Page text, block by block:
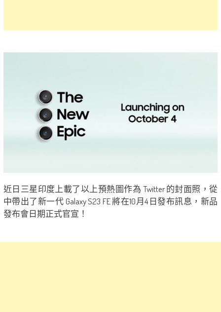
近日三星印度上載了以上預熱圖作為 Twitter 的封面照，從
中帶出了新一代 Galaxy S23 FE 將在10月4日發布訊息，新品
發布會日期正式官宣！